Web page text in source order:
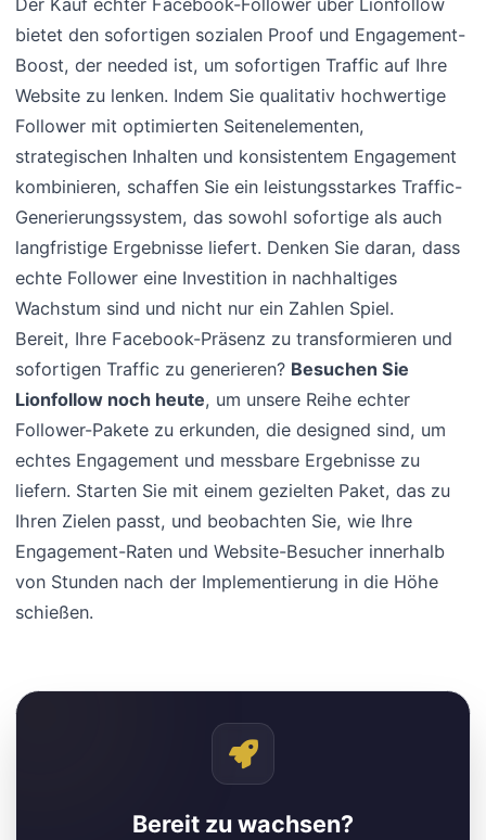
Der Kauf echter Facebook-Follower über Lionfollow
bietet den sofortigen sozialen Proof und Engagement-
Boost, der needed ist, um sofortigen Traffic auf Ihre
Website zu lenken. Indem Sie qualitativ hochwertige
Follower mit optimierten Seitenelementen,
strategischen Inhalten und konsistentem Engagement
kombinieren, schaffen Sie ein leistungsstarkes Traffic-
Generierungssystem, das sowohl sofortige als auch
langfristige Ergebnisse liefert. Denken Sie daran, dass
echte Follower eine Investition in nachhaltiges
Wachstum sind und nicht nur ein Zahlen Spiel.
Bereit, Ihre Facebook-Präsenz zu transformieren und
sofortigen Traffic zu generieren? Besuchen Sie
Lionfollow noch heute, um unsere Reihe echter
Follower-Pakete zu erkunden, die designed sind, um
echtes Engagement und messbare Ergebnisse zu
liefern. Starten Sie mit einem gezielten Paket, das zu
Ihren Zielen passt, und beobachten Sie, wie Ihre
Engagement-Raten und Website-Besucher innerhalb
von Stunden nach der Implementierung in die Höhe
schießen.
Bereit zu wachsen?